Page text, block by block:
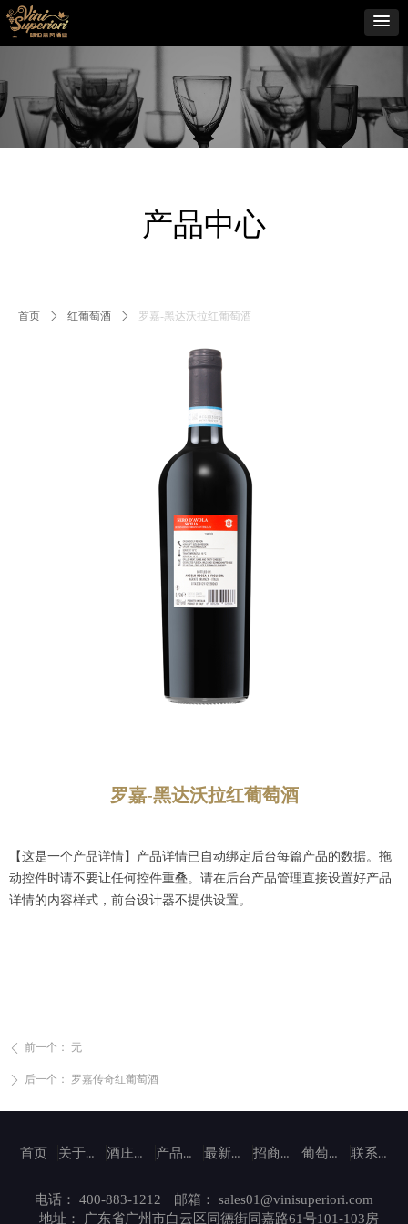
首页 ꄲ 红葡萄酒 ꄲ 罗嘉-黑达沃拉红葡萄酒
罗嘉-黑达沃拉红葡萄酒
ꄴ 前一个： 无
ꄲ 后一个： 罗嘉传奇红葡萄酒
【这是一个产品详情】产品详情已自动绑定后台每篇产品的数据。拖
动控件时请不要让任何控件重叠。请在后台产品管理直接设置好产品
详情的内容样式，前台设计器不提供设置。
产品中心
首页 关于咏伦意风 酒庄介绍 产品中心 最新动态 招商加盟 葡萄酒文化 联系我们
电话： 400-883-1212 邮箱：
sales01@vinisuperiori.com
地址：
广东省广州市白云区同德街同嘉路61号101-103房